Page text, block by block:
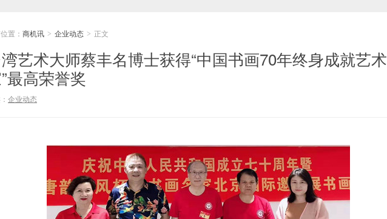
置： 商机讯 > 企业动态 > 正文
艺术大师蔡丰名博士获得“中国书画70年终身成就艺术
最高荣誉奖
企业动态